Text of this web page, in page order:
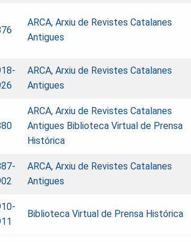
ARCA, Arxiu de Revistes Catalanes
Antigues
ARCA, Arxiu de Revistes Catalanes
Antigues
ARCA, Arxiu de Revistes Catalanes
Antigues Biblioteca Virtual de Prensa
Histórica
ARCA, Arxiu de Revistes Catalanes
Antigues
Biblioteca Virtual de Prensa Histórica